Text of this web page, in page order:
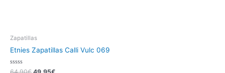
Zapatillas
Etnies Zapatillas Calli Vulc 069
Valorado